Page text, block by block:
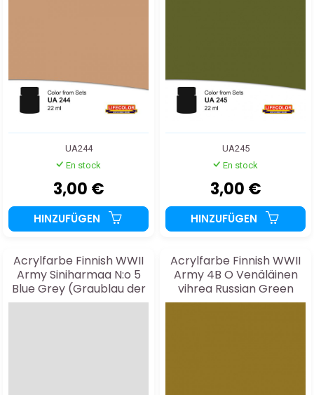
UA244
En stock
3,00 €
HINZUFÜGEN
UA245
En stock
3,00 €
HINZUFÜGEN
Acrylfarbe Finnish WWII
Army Siniharmaa N:o 5
Blue Grey (Graublau der
finnischen Armee) 22ml
Acrylfarbe Finnish WWII
Army 4B O Venäläinen
vihrea Russian Green
(Russisches Armeegrün)